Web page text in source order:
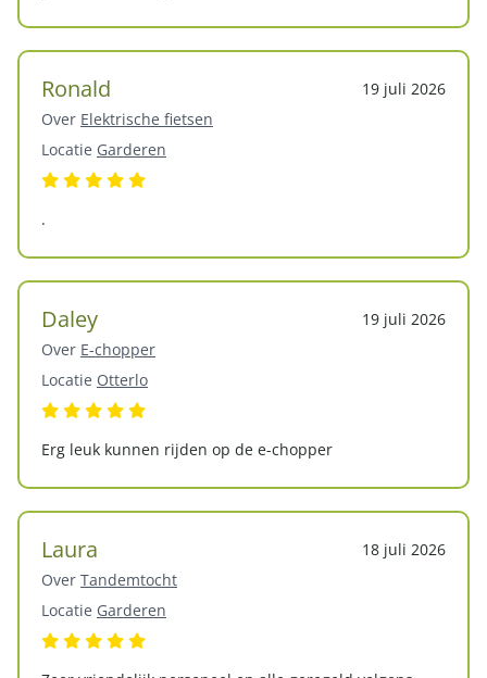
Ronald
19 juli 2026
Over Elektrische fietsen
Locatie Garderen
.
Daley
19 juli 2026
Over E-chopper
Locatie Otterlo
Erg leuk kunnen rijden op de e-chopper
Laura
18 juli 2026
Over Tandemtocht
Locatie Garderen